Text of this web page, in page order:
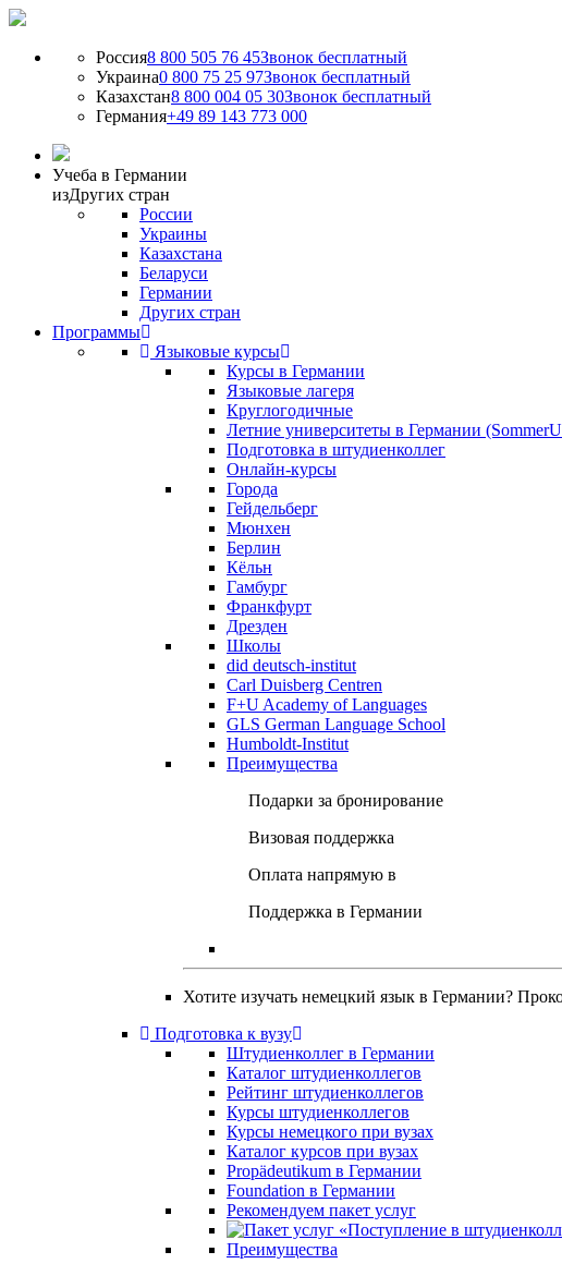
Россия8 800 505 76 45Звонок бесплатный
Украина0 800 75 25 97Звонок бесплатный
Казахстан8 800 004 05 30Звонок бесплатный
Германия+49 89 143 773 000
Учеба в Германии
изДругих стран
России
Украины
Казахстана
Беларуси
Германии
Других стран
Программы
Языковые курсы
Курсы в Германии
Языковые лагеря
Круглогодичные
Летние университеты в Германии
Подготовка в штудиенколлег
Онлайн-курсы
Города
Гейдельберг
Мюнхен
Берлин
Кёльн
Гамбург
Франкфурт
Дрезден
Школы
did deutsch-institut
Carl Duisberg Centren
F+U Academy of Languages
GLS German Language School
Humboldt-Institut
Преимущества
Подарки за бронирование
Визовая поддержка
Оплата напрямую в
Поддержка в Германии
Хотите изучать немецкий язык в Германии?
Подготовка к вузу
Штудиенколлег в Германии
Каталог штудиенколлегов
Рейтинг штудиенколлегов
Курсы штудиенколлегов
Курсы немецкого при вузах
Каталог курсов при вузах
Propädeutikum в Германии
Foundation в Германии
Рекомендуем пакет услуг
Преимущества